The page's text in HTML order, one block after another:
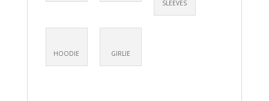
SLEEVES
HOODIE GIRLIE